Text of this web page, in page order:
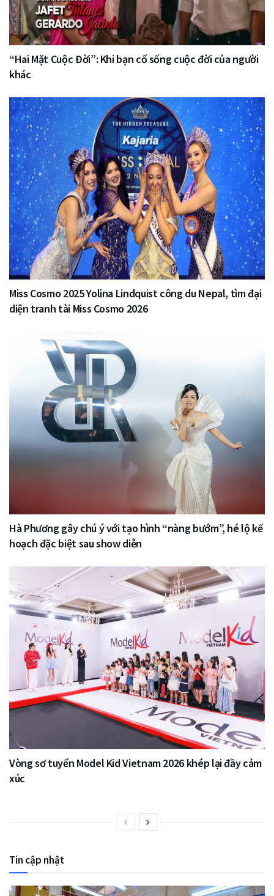
“Hai Mặt Cuộc Đời”: Khi bạn cố sống cuộc đời của người
khác
Miss Cosmo 2025 Yolina Lindquist công du Nepal, tìm đại
diện tranh tài Miss Cosmo 2026
Hà Phương gây chú ý với tạo hình “nàng bướm”, hé lộ kế
hoạch đặc biệt sau show diễn
Vòng sơ tuyển Model Kid Vietnam 2026 khép lại đầy cảm
xúc
Tin cập nhật